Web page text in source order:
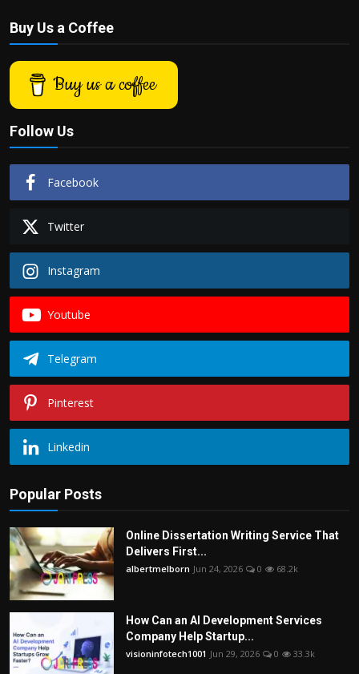
Buy Us a Coffee
Buy us a coffee
Follow Us
Facebook
Twitter
Instagram
Youtube
Telegram
Pinterest
Linkedin
Popular Posts
Online Dissertation Writing Service That
Delivers First...
albertmelborn Jun 24, 2026 0 68.2k
How Can an AI Development Services
Company Help Startup...
visioninfotech1001 Jun 29, 2026 0 33.3k